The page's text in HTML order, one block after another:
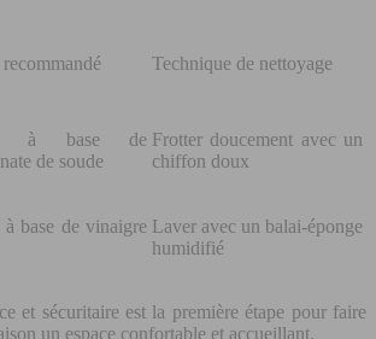
Technique de nettoyage
à base de
de soude
Frotter doucement avec un
chiffon doux
à base de vinaigre Laver avec un balai-éponge
humidifié
et sécuritaire est la première étape pour faire
un espace confortable et accueillant.